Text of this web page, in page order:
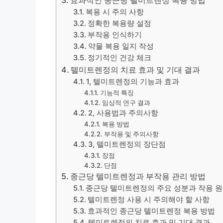
복용 시 주의 사항
정확한 복용량 설정
부작용 인식하기
약물 복용 일지 작성
정기적인 건강 체크
텔미트렌정의 치료 효과 및 기대 결과
1, 텔미트렌정의 기능과 효과
기능적 특징
임상적 연구 결과
2, 사용법과 주의사항
복용 방법
부작용 및 주의사항
3, 텔미트렌정의 장단점
장점
단점
종근당 텔미트렌정과 부작용 관리 방법
종근당 텔미트렌정의 주요 성분과 작용
텔미트렌정 사용 시 주의해야 할 사항
효과적인 종근당 텔미트렌정 복용 방법